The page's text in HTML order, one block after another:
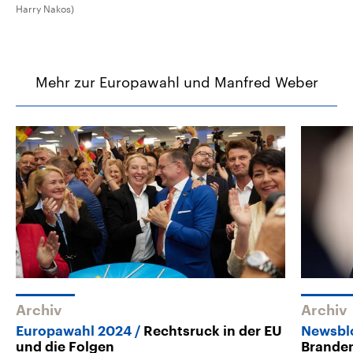
Harry Nakos)
Mehr zur Europawahl und Manfred Weber
Archiv
Europawahl 2024
Rechtsruck in der EU
und die Folgen
Archiv